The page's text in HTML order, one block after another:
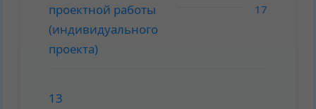
проектной работы
(индивидуального
проекта)
17
13